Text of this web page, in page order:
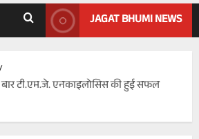
JAGAT BHUMI NEWS
टी.एम.जे. एनकाइलोसिस की हुई सफल